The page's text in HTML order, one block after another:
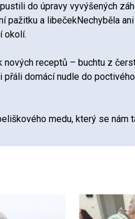
do úpravy vyvýšených
a libečekNechyběla
okolí.
receptů – buchtu z
domácí nudle do
medu, který se nám